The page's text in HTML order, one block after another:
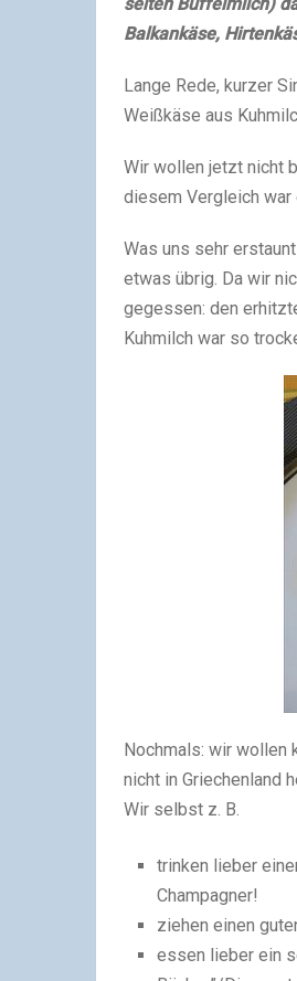
Balkankäse,
Lange Rede, kurzer
Weißkäse aus
Wir wollen jetzt nicht
diesem Vergleich war
Was uns sehr
etwas übrig. Da wir
gegessen: den
Kuhmilch war so
Nochmals: wir wollen
nicht in Griechenland
Wir selbst z. B.
trinken lieber
Champagner!
ziehen einen
essen lieber ein